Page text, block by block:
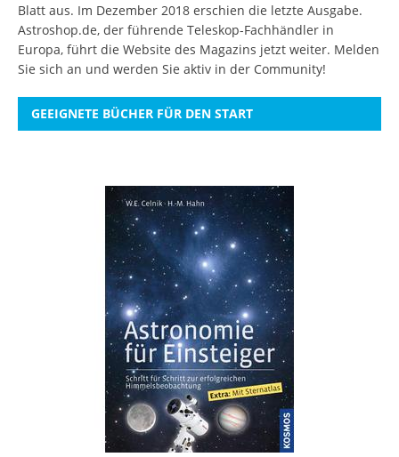
Blatt aus. Im Dezember 2018 erschien die letzte Ausgabe.
Astroshop.de, der führende Teleskop-Fachhändler in
Europa, führt die Website des Magazins jetzt weiter. Melden
Sie sich an und werden Sie aktiv in der Community!
GEEIGNETE BÜCHER FÜR DEN START